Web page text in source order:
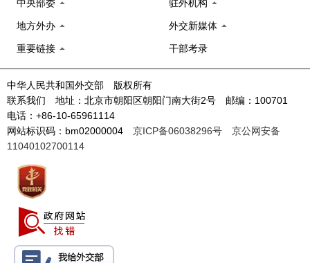
中央部委 驻外机构
地方外办 外交新媒体
重要链接 干部考录
中华人民共和国外交部 版权所有
联系我们 地址：北京市朝阳区朝阳门南大街2号 邮编：100701
电话：+86-10-65961114
网站标识码：bm02000004 京ICP备06038296号
京公网安备
11040102700114